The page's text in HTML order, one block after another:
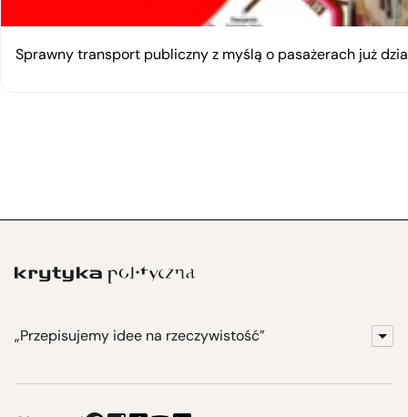
Sprawny transport publiczny z myślą o pasażerach już
„Przepisujemy idee na rzeczywistość”